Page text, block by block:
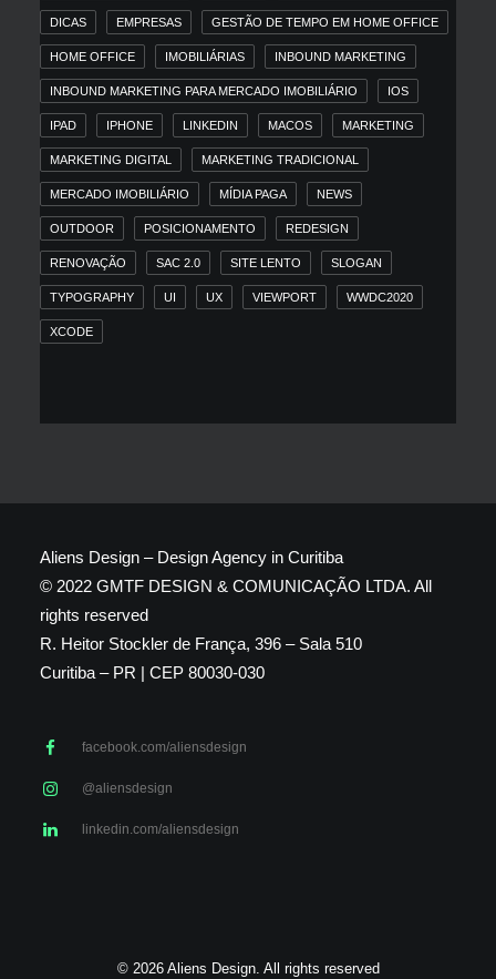
DICAS EMPRESAS GESTÃO DE TEMPO EM HOME OFFICE
HOME OFFICE IMOBILIÁRIAS INBOUND MARKETING
INBOUND MARKETING PARA MERCADO IMOBILIÁRIO IOS
IPAD IPHONE LINKEDIN MACOS MARKETING
MARKETING DIGITAL MARKETING TRADICIONAL
MERCADO IMOBILIÁRIO MÍDIA PAGA NEWS
OUTDOOR POSICIONAMENTO REDESIGN
RENOVAÇÃO SAC 2.0 SITE LENTO SLOGAN
TYPOGRAPHY UI UX VIEWPORT WWDC2020
XCODE
Aliens Design – Design Agency in Curitiba
© 2022 GMTF DESIGN & COMUNICAÇÃO LTDA. All
rights reserved
R. Heitor Stockler de França, 396 – Sala 510
Curitiba – PR | CEP 80030-030
facebook.com/aliensdesign
@aliensdesign
linkedin.com/aliensdesign
© 2026 Aliens Design. All rights reserved